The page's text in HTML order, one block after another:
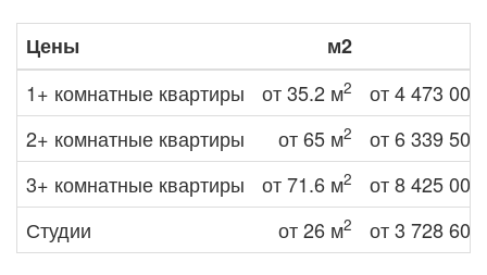
детские сады №193 и 204;
детская поликлиника №1;
плавательный бассейн «Аквамарин»;
торгово-развлекательный центр «Столица»
с кинотеатром «Роликс»;
Прогуляться и подышать свежим воздухом
Цены м2
1+ комнатные квартиры
от 35.2 м2
от 4 473 000
2+ комнатные квартиры
от 65 м2
от 6 339 500
3+ комнатные квартиры
от 71.6 м2
от 8 425 000
Студии
от 26 м2 от 3 728 600